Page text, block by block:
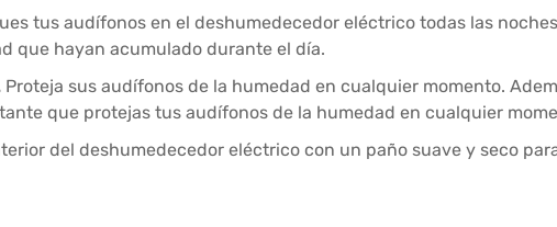
tus audífonos en el deshumedecedor eléctrico todas las
que hayan acumulado durante el día.
Proteja sus audífonos de la humedad en cualquier momento.
que protejas tus audífonos de la humedad en cualquier
del deshumedecedor eléctrico con un paño suave y seco